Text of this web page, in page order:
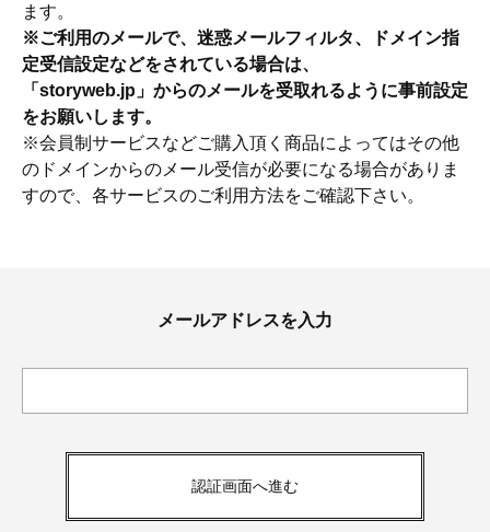
ます。
※ご利用のメールで、迷惑メールフィルタ、ドメイン指
定受信設定などをされている場合は、
「storyweb.jp」からのメールを受取れるように事前設定
をお願いします。
※会員制サービスなどご購入頂く商品によってはその他
のドメインからのメール受信が必要になる場合がありま
すので、各サービスのご利用方法をご確認下さい。
メールアドレスを入力
認証画面へ進む